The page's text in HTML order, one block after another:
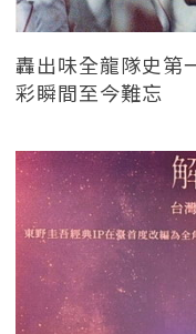
轟出味全龍隊史第
彩瞬間至今難忘